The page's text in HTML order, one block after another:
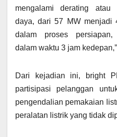
mengalami derating atau
daya, dari 57 MW menjadi
dalam proses persiapan,
dalam waktu 3 jam
Dari kejadian ini, bright
partisipasi pelanggan
pengendalian pemakaian
peralatan listrik yang tidak